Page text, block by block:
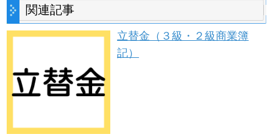
関連記事
立替金（３級・２級商業簿
記）